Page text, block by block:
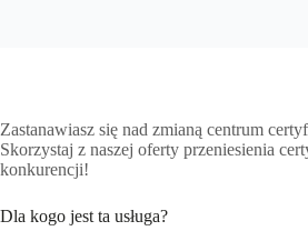
Zastanawiasz się nad zmianą centrum
Skorzystaj z naszej oferty przeniesienia
konkurencji!
Dla kogo jest ta usługa?